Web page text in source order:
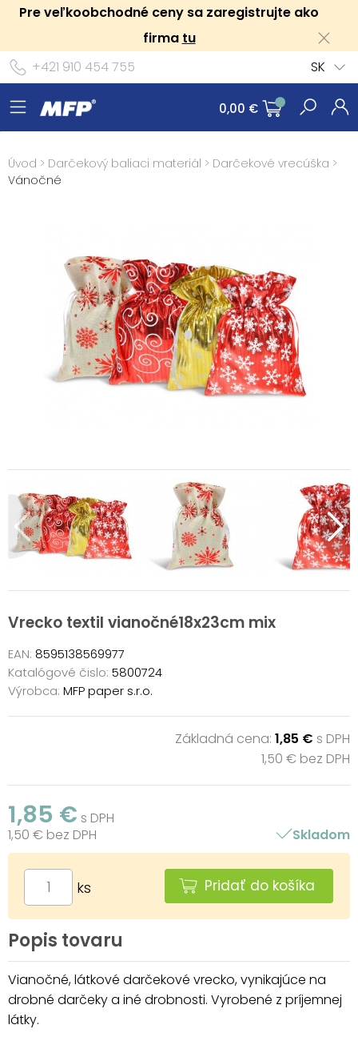
Pre veľkoobchodné ceny sa zaregistrujte ako
firma tu
+421 910 454 755
SK
0,00 €
Úvod > Darčekový baliaci materiál > Darčekové vrecúška >
Vánočné
Vrecko textil vianočné18x23cm mix
EAN: 8595138569977
Katalógové čislo: 5800724
Výrobca: MFP paper s.r.o.
Základná cena: 1,85 € s DPH
1,50 € bez DPH
1,85 € s DPH
1,50 € bez DPH
Skladom
ks Pridať do košíka
Popis tovaru
Vianočné, látkové darčekové vrecko, vynikajúce na
drobné darčeky a iné drobnosti. Vyrobené z príjemnej
látky.